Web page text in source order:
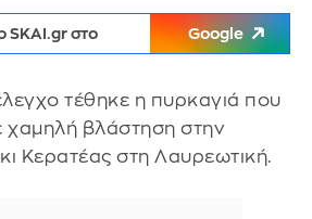
SKAI.gr στο Google
τέθηκε η πυρκαγιά που
χαμηλή βλάστηση στην
Κερατέας στη Λαυρεωτική.